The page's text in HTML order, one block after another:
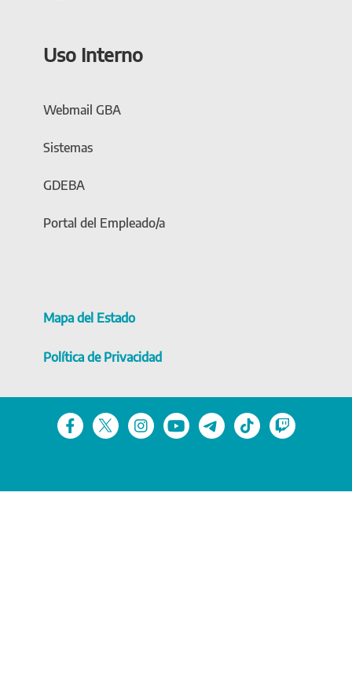
Uso Interno
Webmail GBA
Sistemas
GDEBA
Portal del Empleado/a
Mapa del Estado
Política de Privacidad